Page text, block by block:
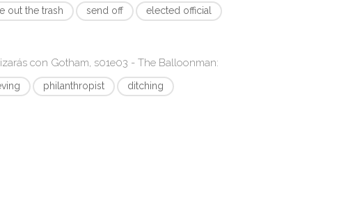
out the trash send off
elected official
con Gotham, s01e03 - The Balloonman:
philanthropist
ditching